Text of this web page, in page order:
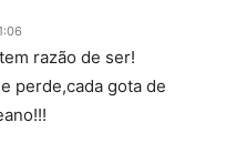
razão de ser!
perde,cada gota de